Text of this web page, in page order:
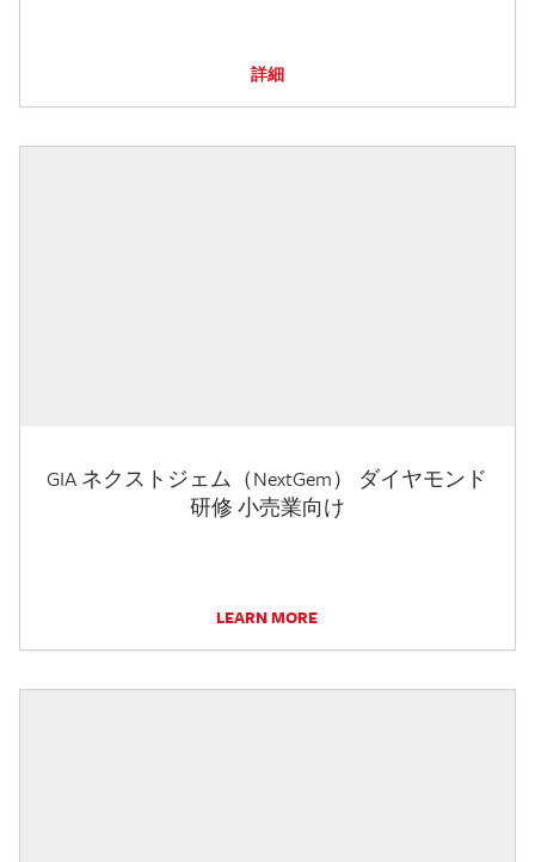
詳細
GIA ネクストジェム（NextGem） ダイヤモンド
研修 小売業向け
LEARN MORE